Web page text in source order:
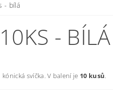
- bílá
- BÍLÁ
svíčka. V balení je 10 kusů.